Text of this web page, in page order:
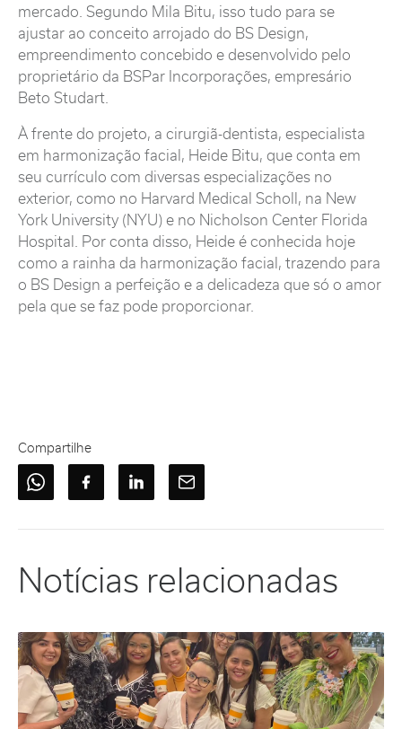
mercado. Segundo Mila Bitu, isso tudo para se
ajustar ao conceito arrojado do BS Design,
empreendimento concebido e desenvolvido pelo
proprietário da BSPar Incorporações, empresário
Beto Studart.
À frente do projeto, a cirurgiã-dentista, especialista
em harmonização facial, Heide Bitu, que conta em
seu currículo com diversas especializações no
exterior, como no Harvard Medical Scholl, na New
York University (NYU) e no Nicholson Center Florida
Hospital. Por conta disso, Heide é conhecida hoje
como a rainha da harmonização facial, trazendo para
o BS Design a perfeição e a delicadeza que só o amor
pela que se faz pode proporcionar.
Compartilhe
Notícias relacionadas